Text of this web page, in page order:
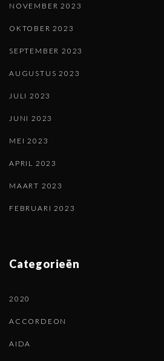
NOVEMBER 2023
OKTOBER 2023
SEPTEMBER 2023
AUGUSTUS 2023
JULI 2023
JUNI 2023
MEI 2023
APRIL 2023
MAART 2023
FEBRUARI 2023
Categorieën
2020
ACCORDEON
AIDA